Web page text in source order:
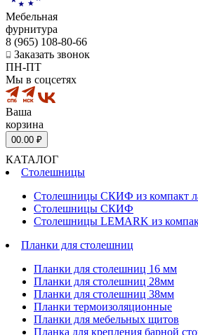
Мебельная
фурнитура
8 (965) 108-80-66
Заказать звонок
ПН-ПТ
Мы в соцсетях
Ваша
корзина
00.00 ₽
КАТАЛОГ
Столешницы
Столешницы СКИФ из компакт
Столешницы СКИФ
Столешницы LEMARK из
Планки для столешниц
Планки для столешниц 16 мм
Планки для столешниц 28мм
Планки для столешниц 38мм
Планки термоизоляционные
Планки для мебельных щитов
Планка для крепления барной